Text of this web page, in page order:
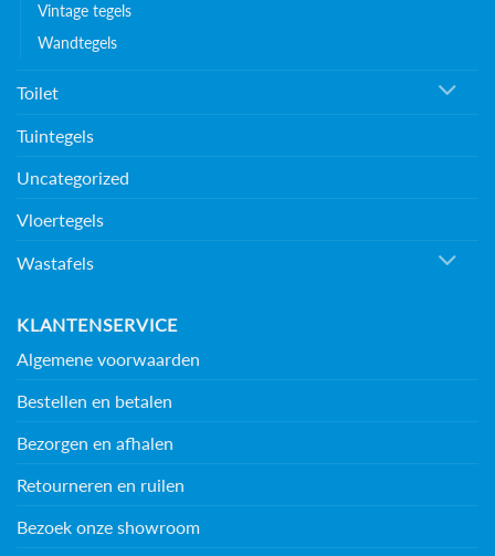
Vintage tegels
Wandtegels
Toilet
Tuintegels
Uncategorized
Vloertegels
Wastafels
KLANTENSERVICE
Algemene voorwaarden
Bestellen en betalen
Bezorgen en afhalen
Retourneren en ruilen
Bezoek onze showroom